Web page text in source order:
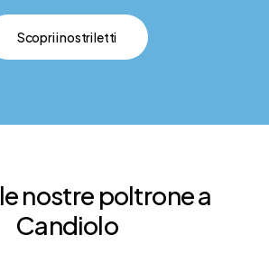
Scopri i nostri letti
lenostre poltronea
Candiolo